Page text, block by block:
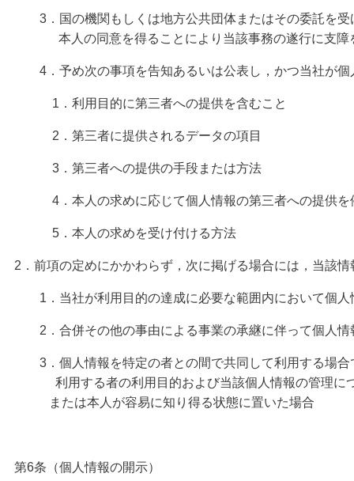
3．国の機関もしくは地方公共団体またはその委託を受
本人の同意を得ることにより当該事務の遂行に支障
4．予め次の事項を告知あるいは公表し，かつ当社が個
1．利用目的に第三者への提供を含むこと
2．第三者に提供されるデータの項目
3．第三者への提供の手段または方法
4．本人の求めに応じて個人情報の第三者への提供を
5．本人の求めを受け付ける方法
2．前項の定めにかかわらず，次に掲げる場合には，当該
1．当社が利用目的の達成に必要な範囲内において個人
2．合併その他の事由による事業の承継に伴って個人情
3．個人情報を特定の者との間で共同して利用する場合
利用する者の利用目的および当該個人情報の管理につ
または本人が容易に知り得る状態に置いた場合
第6条（個人情報の開示）